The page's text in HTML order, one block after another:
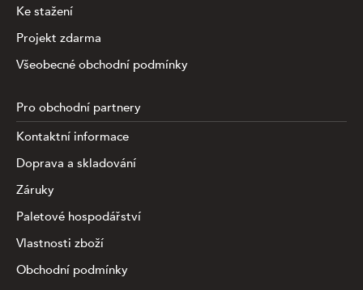
Ke stažení
Projekt zdarma
Všeobecné obchodní podmínky
Pro obchodní partnery
Kontaktní informace
Doprava a skladování
Záruky
Paletové hospodářství
Vlastnosti zboží
Obchodní podmínky